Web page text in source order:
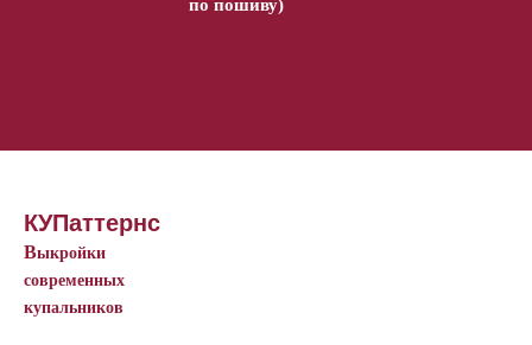
по пошиву)
КУПаттернс
Выкройки
современных
купальников